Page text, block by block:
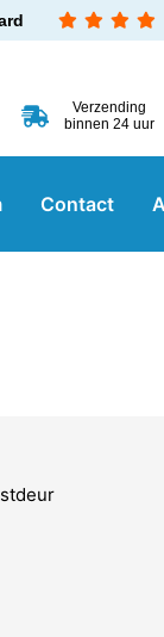
Verzending
binnen 24 uur
Contact